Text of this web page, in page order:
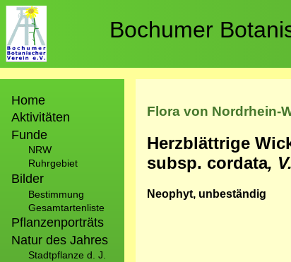
Direkt
zum
Inhalt
Bochumer
Home
Aktivitäten
Funde
NRW
Ruhrgebiet
Bilder
Bestimmung
Gesamtartenliste
Pflanzenporträts
Natur des Jahres
Stadtpflanze d. J.
Flora von Nordrhein-
Herzblättrige
subsp. cordata,
Neophyt, unbeständig